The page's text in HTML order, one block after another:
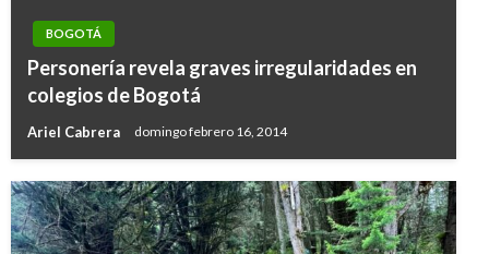
BOGOTÁ
Personería revela graves irregularidades en
colegios de Bogotá
Ariel Cabrera domingo febrero 16, 2014